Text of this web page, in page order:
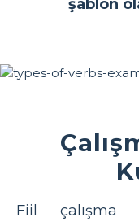
şablon
Fiil çalışma